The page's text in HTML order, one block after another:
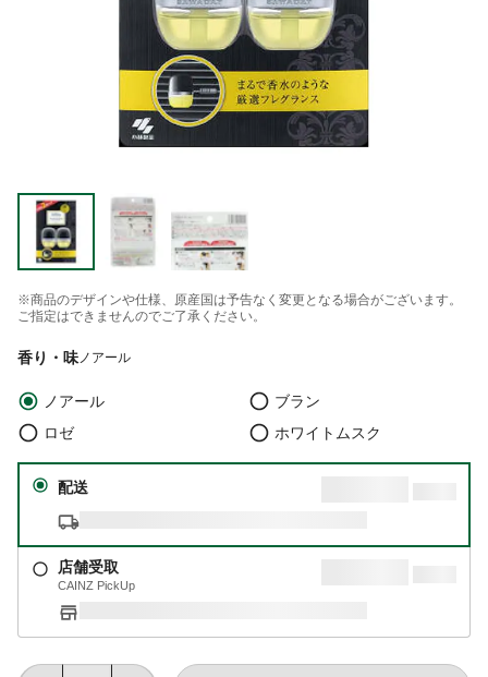
※商品のデザインや仕様、原産国は予告なく変更となる場合がございます。
ご指定はできませんのでご了承ください。
香り・味ノアール
ノアール
ブラン
ロゼ
ホワイトムスク
配送
店舗受取
CAINZ PickUp